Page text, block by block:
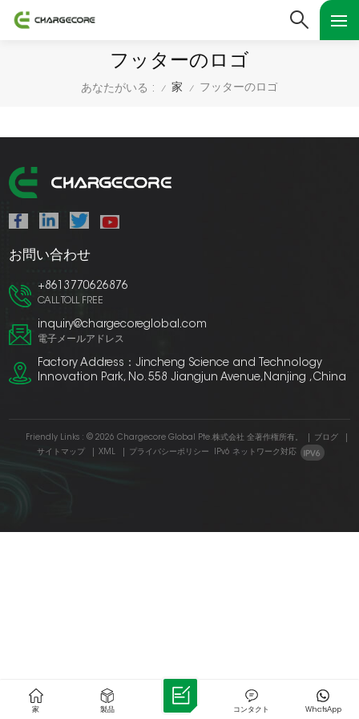
フッターのロゴ
あなたがいる : / 家 / フッターのロゴ
お問い合わせ
+8613770626876
CALL TOLL FREE
inquiry@chargecoreglobal.com
電子メールアドレス
Factory Address：Jincheng Science and Technology
Innovation Park, No. 558 Jiangjun Avenue,Nanjing ,China
Friendly Links : © 2026 Chargecore Global Pte.株式会社 全著作権所有。 ブログ
サイトマップ
XML プライバシーポリシー IPv6 ネットワーク対応
家 製品 WhatsApp
コンタクト